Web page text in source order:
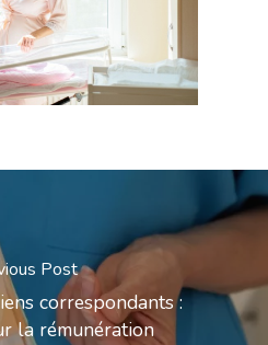
Post
correspondants :
la rémunération